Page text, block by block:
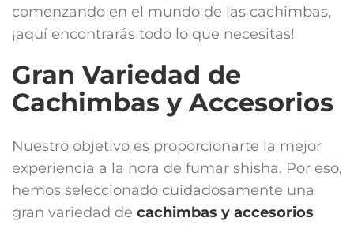
comenzando en el mundo de las cachimbas,
¡aquí encontrarás todo lo que necesitas!
Gran Variedad de
Cachimbas y Accesorios
Nuestro objetivo es proporcionarte la mejor
experiencia a la hora de fumar shisha. Por eso,
hemos seleccionado cuidadosamente una
gran variedad de cachimbas y accesorios